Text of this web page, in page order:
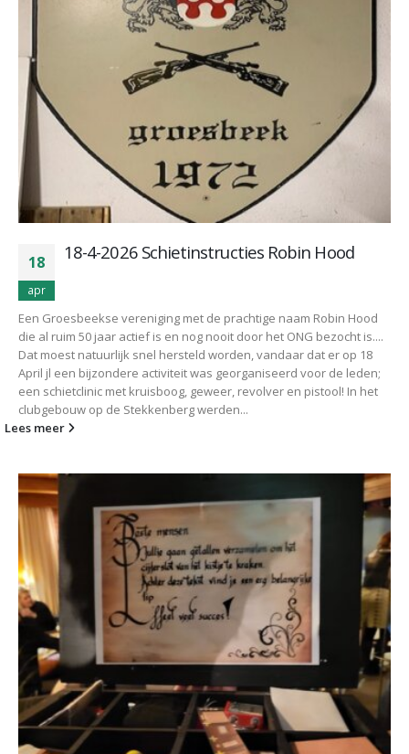
18
apr
18-4-2026 Schietinstructies Robin Hood
Een Groesbeekse vereniging met de prachtige naam Robin Hood
die al ruim 50 jaar actief is en nog nooit door het ONG bezocht is....
Dat moest natuurlijk snel hersteld worden, vandaar dat er op 18
April jl een bijzondere activiteit was georganiseerd voor de leden;
een schietclinic met kruisboog, geweer, revolver en pistool! In het
clubgebouw op de Stekkenberg werden...
Lees meer